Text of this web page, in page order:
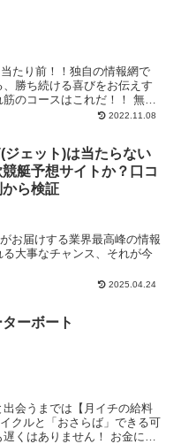
たり前！！独自の情報網で
勝ち続ける喜びをお伝えす
のコースはこれだ！！ 無料
2022.11.08
ジェット)は当たらない
艇予想サイトか？口コ
から検証
お届けする業界最高峰の情報
大事なチャンス、それが今
2025.04.24
ーボート
会うまでは【月イチの給料
クルと「おさらば」できる可
くはありません！ お金に困